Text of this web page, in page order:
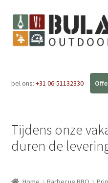
Webshop
FAQ
bel ons: +31 06-51132330
Tijdens onze
duren de